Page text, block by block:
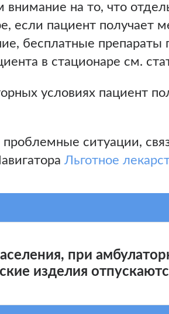
на то, что
если пациент
бесплатные
в стационаре см.
условиях пациент
ситуации,
Льготное
при
изделия